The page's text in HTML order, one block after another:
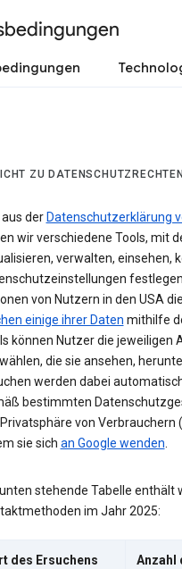
ZU
aus der Datenschutzerklärung
wir verschiedene Tools, mit
verwalten, einsehen,
von Nutzern in den USA
einige ihrer Daten mithilfe
können Nutzer die jeweiligen
die sie ansehen,
werden dabei
bestimmten
von Verbrauchern
sie sich an Google wenden.
unten stehende Tabelle
im Jahr 2025:
des Ersuchens
Anzahl